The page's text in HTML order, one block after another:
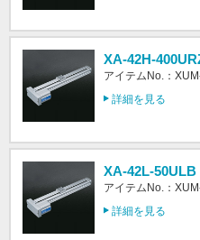
XA-42H-
アイテムNo.：
詳細を見る
XA-42L-50ULB
アイテムNo.：
詳細を見る